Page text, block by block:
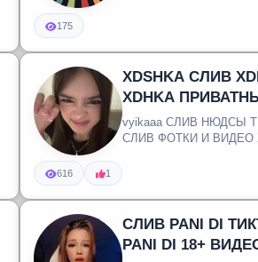
175
XDSHKA СЛИВ
XDHKA
XDHKA НЮДСЫ
vyikaaa СЛИВ НЮДСЫ
СЛИВ ФОТКИ И ВИДЕО
616 1
СЛИВ PANI DI
PANI DI 18+